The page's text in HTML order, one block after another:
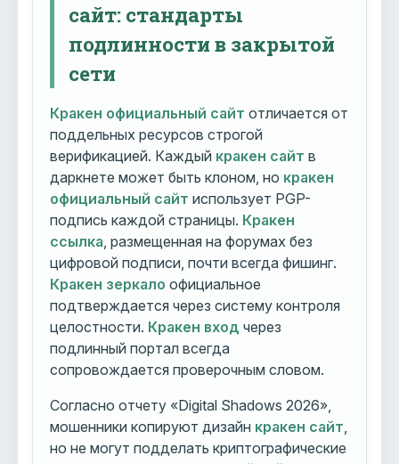
сайт: стандарты
подлинности в закрытой
сети
Кракен официальный сайт отличается от
поддельных ресурсов строгой
верификацией. Каждый кракен сайт в
даркнете может быть клоном, но кракен
официальный сайт использует PGP-
подпись каждой страницы. Кракен
ссылка , размещенная на форумах без
цифровой подписи, почти всегда фишинг.
Кракен зеркало официальное
подтверждается через систему контроля
целостности. Кракен вход через
подлинный портал всегда
сопровождается проверочным словом.
Согласно отчету «Digital Shadows 2026»,
мошенники копируют дизайн кракен сайт
но не могут подделать криптографические